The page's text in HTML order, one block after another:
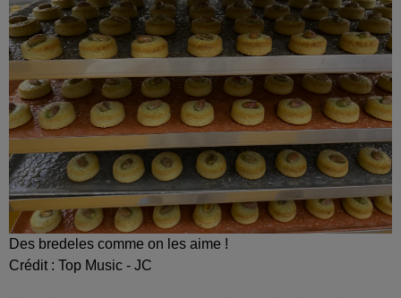
Des bredeles comme on les aime !
Crédit : Top Music - JC